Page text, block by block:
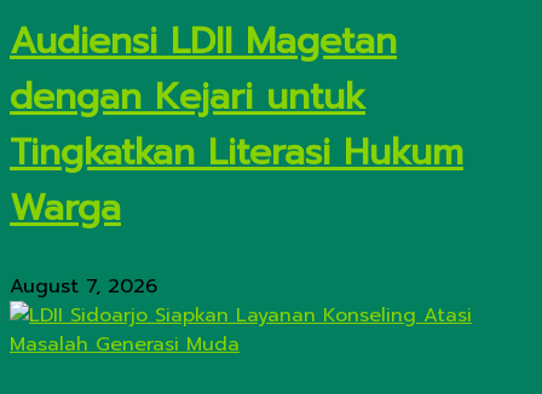
Audiensi LDII Magetan
dengan Kejari untuk
Tingkatkan Literasi Hukum
Warga
August 7, 2026